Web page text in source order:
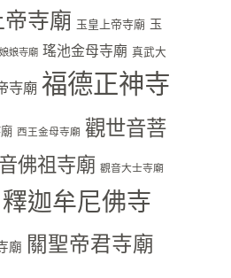
寺廟 玉皇上帝寺廟 玉
娘寺廟 瑤池金母寺廟 真武大
寺廟 福德正神寺
西王金母寺廟 觀世音菩
佛祖寺廟 觀音大士寺廟
釋迦牟尼佛寺
廟 關聖帝君寺廟